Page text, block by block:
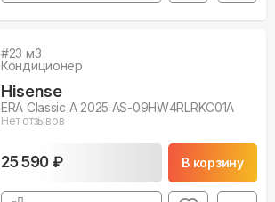
#23 м3
Кондиционер
Hisense
ERA Classic A 2025 AS-09HW4RLRKC01A
Нет отзывов
25 590 ₽ В корзину